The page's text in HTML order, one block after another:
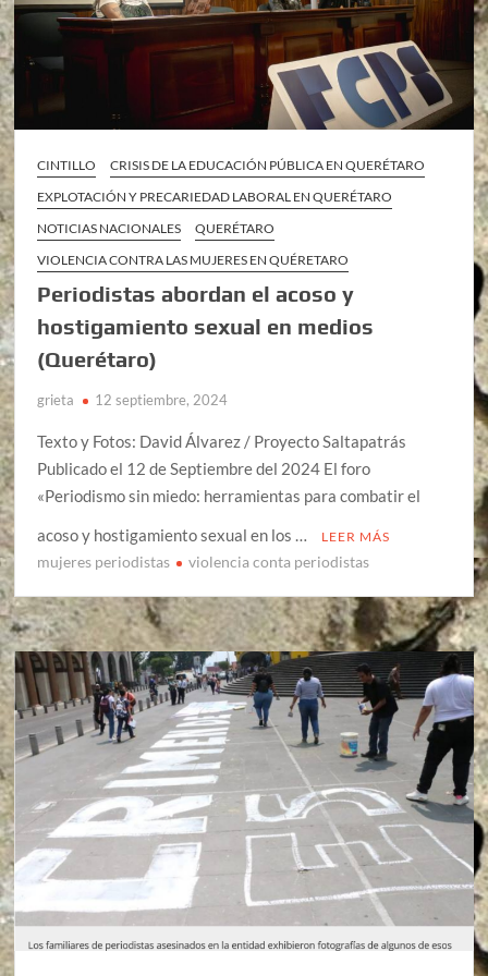
CINTILLO
CRISIS DE LA EDUCACIÓN PÚBLICA EN QUERÉTARO
EXPLOTACIÓN Y PRECARIEDAD LABORAL EN QUERÉTARO
NOTICIAS NACIONALES
QUERÉTARO
VIOLENCIA CONTRA LAS MUJERES EN QUÉRETARO
Periodistas abordan el acoso y
hostigamiento sexual en medios
(Querétaro)
grieta 12 septiembre, 2024
Texto y Fotos: David Álvarez / Proyecto Saltapatrás
Publicado el 12 de Septiembre del 2024 El foro
«Periodismo sin miedo: herramientas para combatir el
acoso y hostigamiento sexual en los …
LEER MÁS
mujeres periodistas violencia conta periodistas